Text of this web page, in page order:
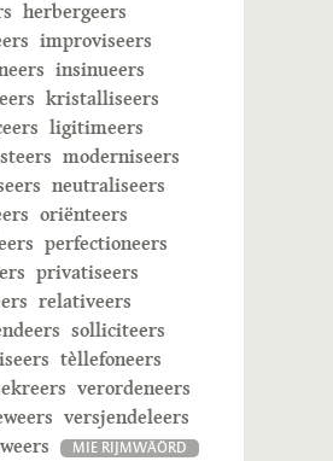
herbergeers
improviseers
insinueers
kristalliseers
ligitimeers
moderniseers
neutraliseers
oriënteers
perfectioneers
privatiseers
relativeers
solliciteers
tèllefoneers
verordeneers
versjendeleers
MIE RIJMWÄÖRD